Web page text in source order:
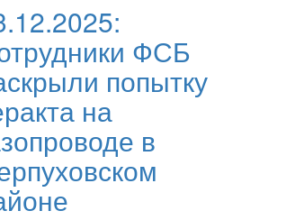
ФСБ
попытку
на
в